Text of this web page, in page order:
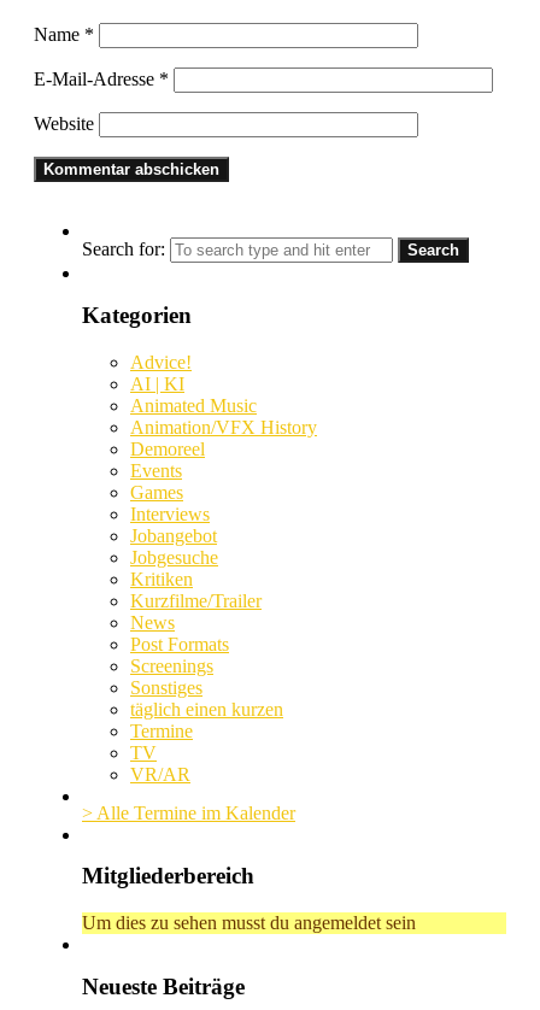
Name *
E-Mail-Adresse *
Website
Search for:
Kategorien
Advice!
AI | KI
Animated Music
Animation/VFX History
Demoreel
Events
Games
Interviews
Jobangebot
Jobgesuche
Kritiken
Kurzfilme/Trailer
News
Post Formats
Screenings
Sonstiges
täglich einen kurzen
Termine
TV
VR/AR
> Alle Termine im Kalender
Mitgliederbereich
Um dies zu sehen musst du angemeldet sein
Neueste Beiträge